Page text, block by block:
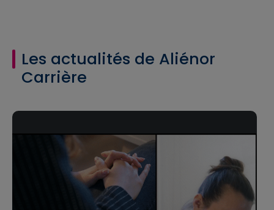
Les actualités de Aliénor
Carrière